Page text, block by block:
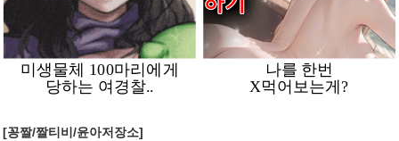
[꽁짤/짤티비/윤아저장소]